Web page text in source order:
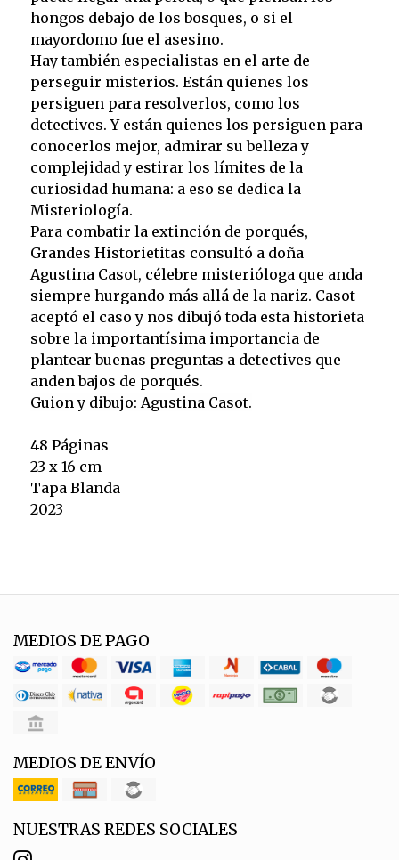
hongos debajo de los bosques, o si el
mayordomo fue el asesino.
Hay también especialistas en el arte de
perseguir misterios. Están quienes los
persiguen para resolverlos, como los
detectives. Y están quienes los persiguen para
conocerlos mejor, admirar su belleza y
complejidad y estirar los límites de la
curiosidad humana: a eso se dedica la
Misteriología.
Para combatir la extinción de porqués,
Grandes Historietitas consultó a doña
Agustina Casot, célebre misterióloga que anda
siempre hurgando más allá de la nariz. Casot
aceptó el caso y nos dibujó toda esta historieta
sobre la importantísima importancia de
plantear buenas preguntas a detectives que
anden bajos de porqués.
Guion y dibujo: Agustina Casot.
48 Páginas
23 x 16 cm
Tapa Blanda
2023
MEDIOS DE PAGO
MEDIOS DE ENVÍO
NUESTRAS REDES SOCIALES